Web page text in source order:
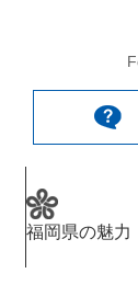
福岡県の魅力